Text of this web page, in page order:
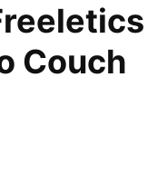
Couch